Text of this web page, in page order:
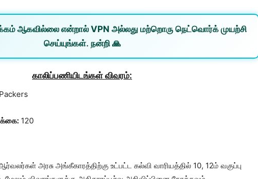
ஆகவில்லை என்றால் VPN அல்லது மற்றொரு நெட்வொர்க் முயற்சி
செய்யுங்கள். நன்றி 🙏
காலிப்பணியிடங்கள் விவரம்:
120
அரசு அங்கீகாரத்திற்கு உட்பட்ட கல்வி வாரியத்தில் 10, 12ம் வகுப்பு